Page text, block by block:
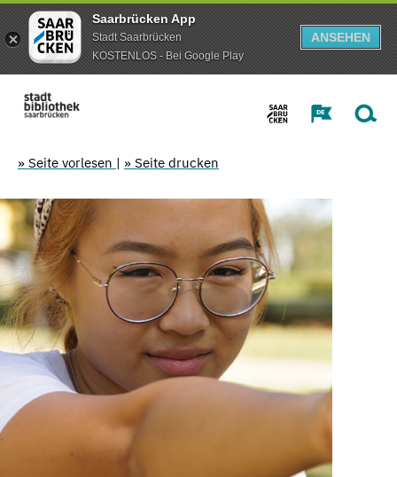
Saarbrücken App
Stadt Saarbrücken
KOSTENLOS - Bei Google Play
ANSEHEN
» Seite vorlesen | » Seite drucken